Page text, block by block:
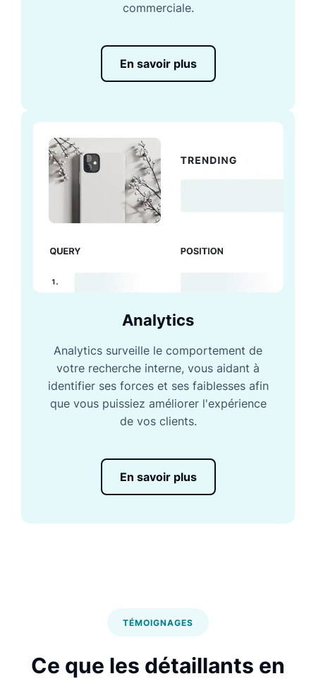
commerciale.
En savoir plus
Analytics
Analytics surveille le comportement de
votre recherche interne, vous aidant à
identifier ses forces et ses faiblesses afin
que vous puissiez améliorer l'expérience
de vos clients.
En savoir plus
TÉMOIGNAGES
Ce que les détaillants en